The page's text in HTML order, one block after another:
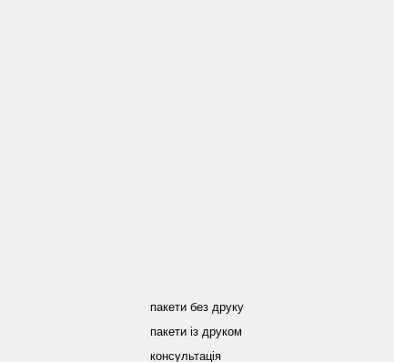
пакети без друку
пакети із друком
консультація